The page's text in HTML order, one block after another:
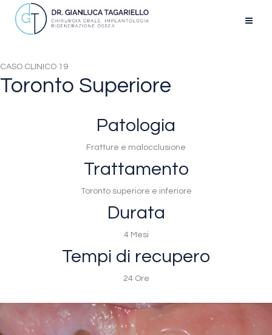
CASO CLINICO 19
Toronto Superiore
Patologia
Fratture e malocclusione
Trattamento
Toronto superiore e inferiore
Durata
4 Mesi
Tempi di recupero
24 Ore